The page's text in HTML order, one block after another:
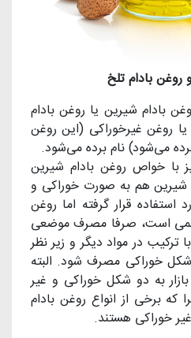
بادام تلخ
بادام شیرین یا روغن بادام
روغن غیرخوراکی (این روغن
می‌شود) نام برده می‌شود.
با خواص روغن بادام شیرین
شیرین هم به صورت خوراکی و
قرار گرفته اما روغن
سمی است، صرفا مصرف موضعی
ترکیب در مواد دیگر و زیر نظر
خوراکی مصرف شود. البته
به دو شکل خوراکی و غیر
برخی از انواع روغن بادام
خوراکی هستند.